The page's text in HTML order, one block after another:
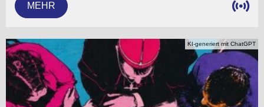
MEHR
KI-generiert mit ChatGPT